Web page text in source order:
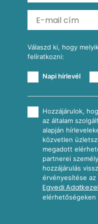
Reggeli receptek
Válaszd ki, hogy
felíratkozni:
Napi hírlevél
Hozzájárulok,
az általam
alapján
közvetlen
megadott
partnerei
hozzájárulás
érvényesítése az
Egyedi
elérhetőségeken